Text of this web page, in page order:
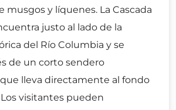
musgos y líquenes. La Cascada
justo al lado de la
del Río Columbia y se
de un corto sendero
lleva directamente al fondo
Los visitantes pueden